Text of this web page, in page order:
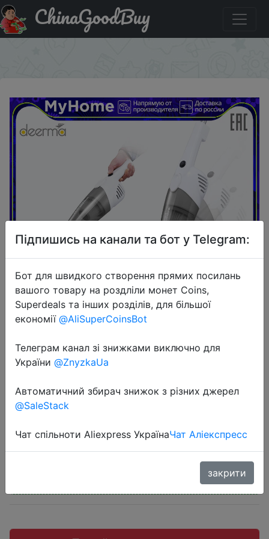
Купити по знижці 879/2000 руб. Deerma dx118c manual
vertical vacuum cleaner (Russian official warranty)
ChinaGoodBuy
Deerma dx118c manual vertical
vacuum cleaner (Russian official
warranty)
2090 руб.
"879/2000 руб."
Підпишись на канали та бот у Telegram:
Бот для швидкого створення прямих посилань
вашого товару на роздліли монет Coins,
Superdeals та інших розділів, для більшої
економії @AliSuperCoinsBot
Телеграм канал зі знижками виключно для
України @ZnyzkaUa
Автоматичний збирач знижок з різних джерел
@SaleStack
Чат спільноти Aliexpress УкраїнаЧат Аліекспресс
закрити